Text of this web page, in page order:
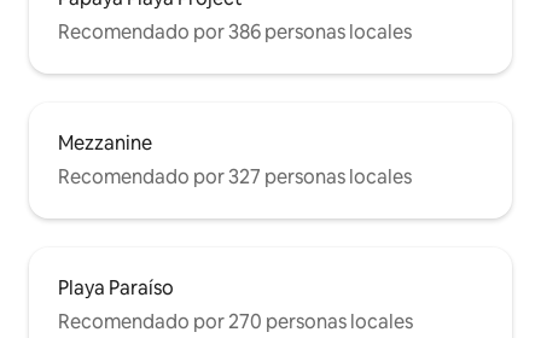
Recomendado por 386 personas locales
Mezzanine
Recomendado por 327 personas locales
Playa Paraíso
Recomendado por 270 personas locales